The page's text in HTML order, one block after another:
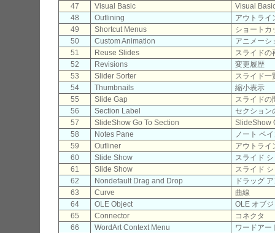
47
Visual Basic
Visual
48
Outlining
アウトライ
49
Shortcut Menus
ショートカ
50
Custom Animation
アニメーシ
51
Reuse Slides
スライドの
52
Revisions
変更履歴
53
Slider Sorter
スライド一
54
Thumbnails
縮小表示
55
Slide Gap
スライドの
56
Section Label
セクション
57
SlideShow Go To Section
SlideShow
58
Notes Pane
ノート ペ
59
Outliner
アウトライ
60
Slide Show
スライド
61
Slide Show
スライド
62
Nondefault Drag and Drop
ドラッグ
63
Curve
曲線
64
OLE Object
OLE オブ
65
Connector
コネクタ
66
WordArt Context Menu
ワードアー